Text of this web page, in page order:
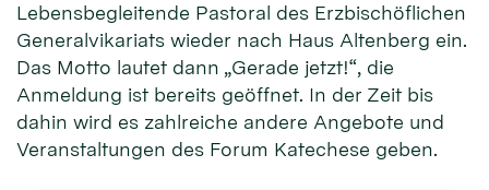
Lebensbegleitende Pastoral des Erzbischöflichen
Generalvikariats wieder nach Haus Altenberg ein.
Das Motto lautet dann „Gerade jetzt!“, die
Anmeldung ist bereits geöffnet. In der Zeit bis
dahin wird es zahlreiche andere Angebote und
Veranstaltungen des Forum Katechese geben.